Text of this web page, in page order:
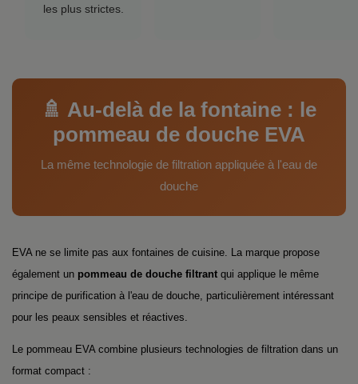
les plus strictes.
🚿 Au-delà de la fontaine : le
pommeau de douche EVA
La même technologie de filtration appliquée à l'eau de
douche
EVA ne se limite pas aux fontaines de cuisine. La marque propose
également un pommeau de douche filtrant qui applique le même
principe de purification à l'eau de douche, particulièrement intéressant
pour les peaux sensibles et réactives.
Le pommeau EVA combine plusieurs technologies de filtration dans un
format compact :